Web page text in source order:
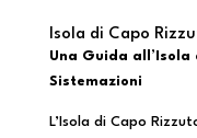
Isola di Capo
Una Guida all’Isola
Sistemazioni
L’Isola di Capo